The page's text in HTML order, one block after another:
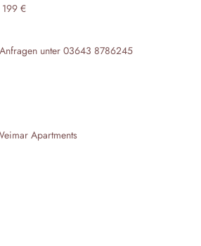
€
unter 03643 8786245
Apartments